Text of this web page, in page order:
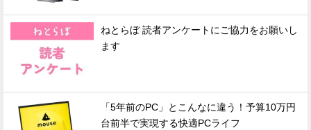
ねとらぼ 読者アンケートにご協力をお願いし
ます
「5年前のPC」とこんなに違う！予算10万円
台前半で実現する快適PCライフ